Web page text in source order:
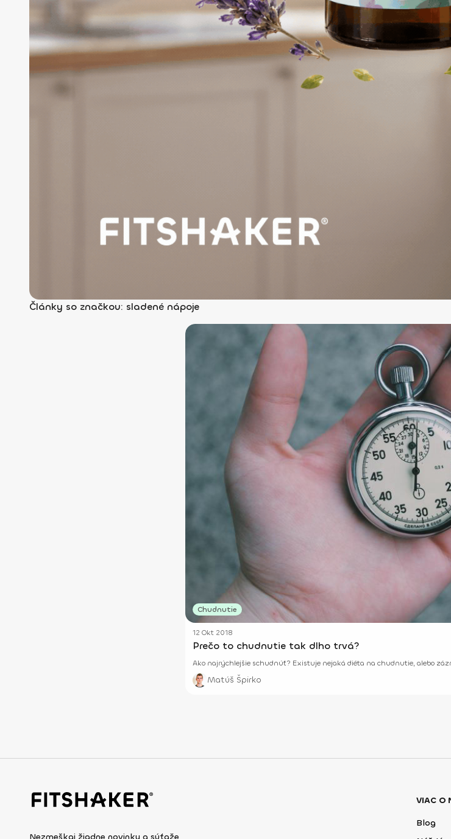
Články so značkou: sladené nápoje
Chudnutie
12 Okt 2018
Prečo to chudnutie tak dlho trvá?
Ako najrýchlejšie schudnúť? Existuje nejaká diéta na chudnutie, alebo
Matúš Špirko
VIAC O
Blog